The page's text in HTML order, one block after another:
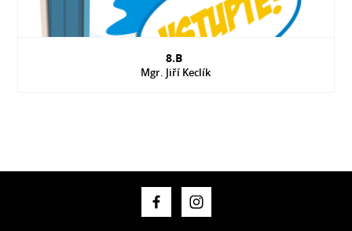
8.B
Mgr. Jiří Keclík